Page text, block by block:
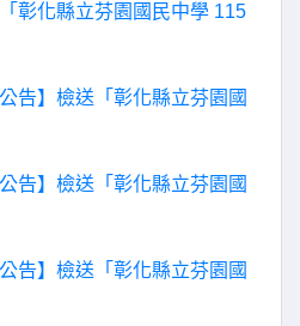
彰化縣立芬園國民中學 115
告】檢送「彰化縣立芬園國
告】檢送「彰化縣立芬園國
告】檢送「彰化縣立芬園國